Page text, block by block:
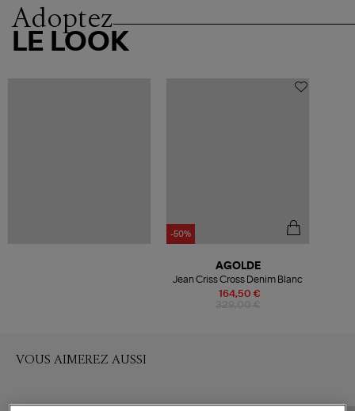
Adoptez
LE LOOK
-50%
164,50 €
AGOLDE
Jean Criss Cross Denim Blanc
VOUS AIMEREZ AUSSI